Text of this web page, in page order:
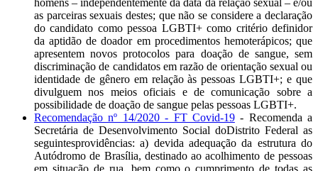
as parceiras sexuais destes; que não se considere a declaração
do candidato como pessoa LGBTI+ como critério definidor
da aptidão de doador em procedimentos hemoterápicos; que
apresentem novos protocolos para doação de sangue, sem
discriminação de candidatos em razão de orientação sexual ou
identidade de gênero em relação às pessoas LGBTI+; e que
divulguem nos meios oficiais e de comunicação sobre a
possibilidade de doação de sangue pelas pessoas LGBTI+.
Recomendação nº 14/2020 - FT Covid-19- Recomenda a
Secretária de Desenvolvimento Social doDistrito Federal as
seguintesprovidências: a) devida adequação da estrutura do
Autódromo de Brasília, destinado ao acolhimento de pessoas
em situação de rua, bem como o cumprimento de todas as